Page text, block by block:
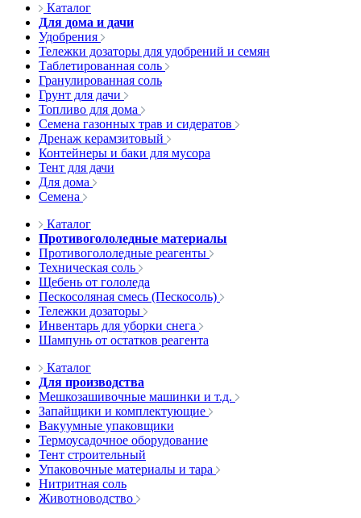
Каталог
Для дома и дачи
Удобрения
Тележки дозаторы для удобрений и семян
Таблетированная соль
Гранулированная соль
Грунт для дачи
Топливо для дома
Семена газонных трав и сидератов
Дренаж керамзитовый
Контейнеры и баки для мусора
Тент для дачи
Для дома
Семена
Каталог
Противогололедные материалы
Противогололедные реагенты
Техническая соль
Щебень от гололеда
Пескосоляная смесь (Пескосоль)
Тележки дозаторы
Инвентарь для уборки снега
Шампунь от остатков реагента
Каталог
Для производства
Мешкозашивочные машинки и т.д.
Запайщики и комплектующие
Вакуумные упаковщики
Термоусадочное оборудование
Тент строительный
Упаковочные материалы и тара
Нитритная соль
Животноводство